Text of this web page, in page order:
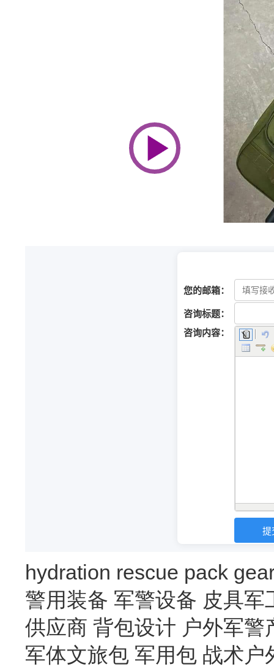
hydration rescue pack
警用装备 军警设备 皮具军
供应商 背包设计 户外军警
军体文旅包 军用包 战术户